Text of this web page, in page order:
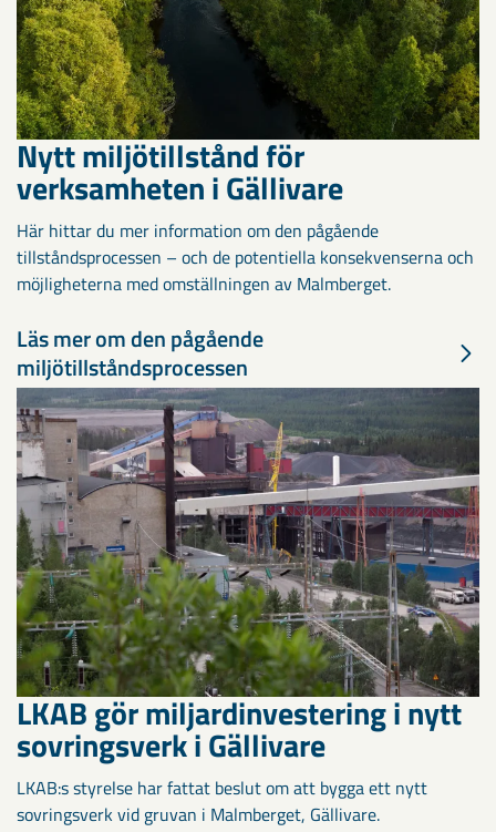
Nytt miljötillstånd för
verksamheten i Gällivare
Här hittar du mer information om den pågående
tillståndsprocessen – och de potentiella konsekvenserna och
möjligheterna med omställningen av Malmberget.
Läs mer om den pågående
miljötillståndsprocessen
LKAB gör miljardinvestering i nytt
sovringsverk i Gällivare
LKAB:s styrelse har fattat beslut om att bygga ett nytt
sovringsverk vid gruvan i Malmberget, Gällivare.